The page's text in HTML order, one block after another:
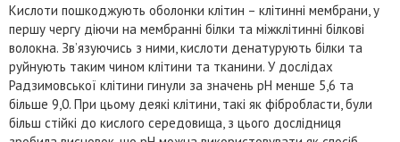
Кислоти пошкоджують оболонки клітин – клітинні мембрани, у
першу чергу діючи на мембранні білки та міжклітинні білкові
волокна. Зв’язуючись з ними, кислоти денатурують білки та
руйнують таким чином клітини та тканини. У дослідах
Радзимовської клітини гинули за значень pH менше 5,6 та
більше 9,0. При цьому деякі клітини, такі як фібробласти, були
більш стійкі до кислого середовища, з цього дослідниця